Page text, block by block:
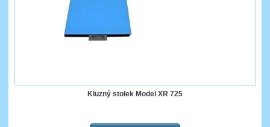
Kluzný stolek Model XR 725